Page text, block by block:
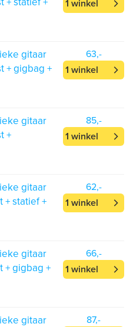
1 winkel
gitaar
+ gigbag +
63,-
1 winkel
gitaar
+
85,-
1 winkel
gitaar
+ statief +
62,-
1 winkel
gitaar
+ gigbag +
66,-
1 winkel
gitaar
87,-